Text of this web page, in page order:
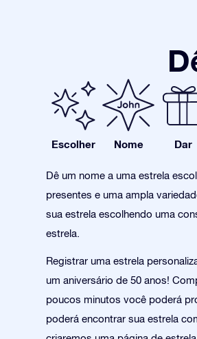
Escolher Nome Dar
Dê um nome a uma estrela
presentes e uma ampla
sua estrela escolhendo uma
estrela.
Registrar uma estrela
um aniversário de 50 anos!
poucos minutos você poderá
poderá encontrar sua estrela